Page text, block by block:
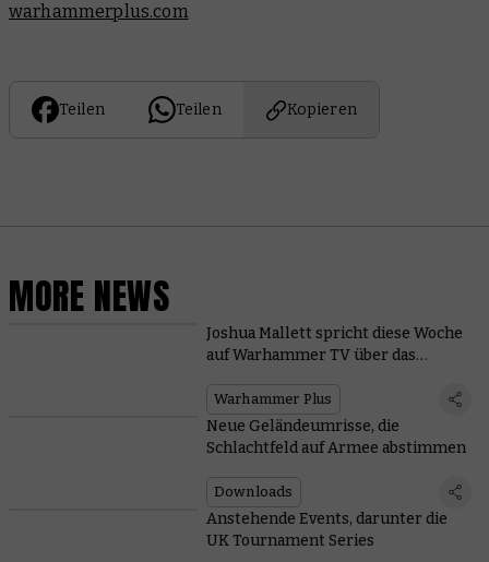
warhammerplus.com
Teilen Teilen Kopieren
MORE NEWS
Joshua Mallett spricht diese Woche
auf Warhammer TV über das
Warhammer Plus
Neue Geländeumrisse, die
Schlachtfeld auf Armee abstimmen
Downloads
Anstehende Events, darunter die
UK Tournament Series